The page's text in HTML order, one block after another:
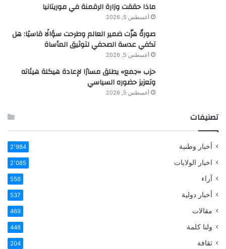
ماذا حققت وزارة الرقمنة في موريتانيا
أغسطس 5, 2026
صورةٌ هزّت ضمير العالم وطرحت سؤالًا قاسيًا: هل
تكفي عدسة الصحفي لتوثيق المأساة
أغسطس 5, 2026
حزب «جمع» يطلق مسارًا لإعادة هيكلة هيئاته
وتعزيز حضوره السياسي
أغسطس 5, 2026
تصنيفات
أخبار وطنية 2٬984
اخبار الولايات 2٬085
آراء 556
أخبار دولية 537
مقالات 469
ولنا كلمة 448
ثقافة 204